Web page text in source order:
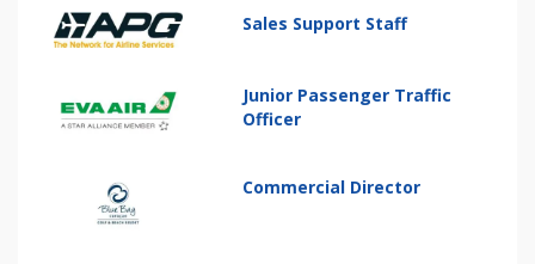
Sales Support Staff
Junior Passenger Traffic
Officer
Commercial Director